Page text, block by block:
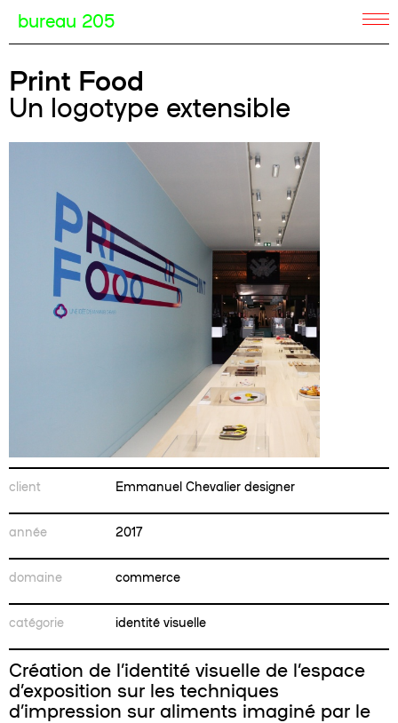
bureau 205
Print Food
Un logotype extensible
client Emmanuel Chevalier designer
année 2017
domaine commerce
catégorie identité visuelle
Création de l’identité visuelle de l’espace
d’exposition sur les techniques
d’impression sur aliments imaginé par le